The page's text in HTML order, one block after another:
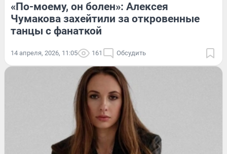
«По-моему, он болен»: Алексея
Чумакова захейтили за откровенные
танцы с фанаткой
14 апреля, 2026, 11:05 161 Обсудить